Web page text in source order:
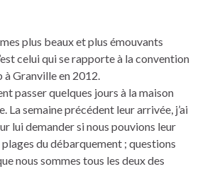
plus beaux et plus émouvants
celui qui se rapporte à la convention
Granville en 2012.
passer quelques jours à la maison
La semaine précédent leur arrivée, j’ai
lui demander si nous pouvions leur
du débarquement ; questions
nous sommes tous les deux des